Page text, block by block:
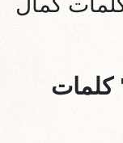
كلمات